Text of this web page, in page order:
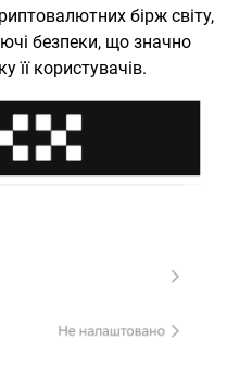
бірж світу,
безпеки, що значно
її користувачів.